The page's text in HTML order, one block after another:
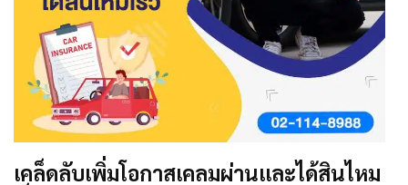
เคล็ดลับเพิ่มโอกาสเคลมผ่านและได้สินไหม